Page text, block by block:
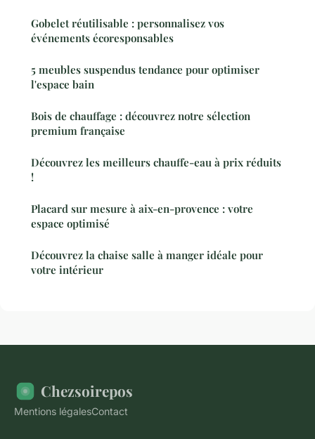
Gobelet réutilisable : personnalisez vos
événements écoresponsables
5 meubles suspendus tendance pour optimiser
l'espace bain
Bois de chauffage : découvrez notre sélection
premium française
Découvrez les meilleurs chauffe-eau à prix réduits
!
Placard sur mesure à aix-en-provence : votre
espace optimisé
Découvrez la chaise salle à manger idéale pour
votre intérieur
Chezsoirepos
Mentions légalesContact